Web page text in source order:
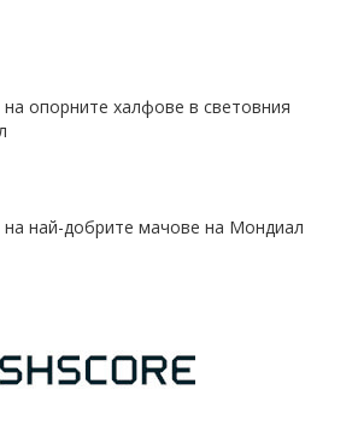
опорните халфове в световния
на най-добрите мачове на Мондиал